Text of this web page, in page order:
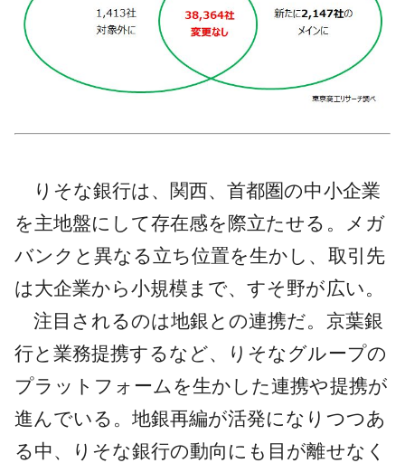
りそな銀行は、関西、首都圏の中小企業
を主地盤にして存在感を際立たせる。メガ
バンクと異なる立ち位置を生かし、取引先
は大企業から小規模まで、すそ野が広い。
注目されるのは地銀との連携だ。京葉銀
行と業務提携するなど、りそなグループの
プラットフォームを生かした連携や提携が
進んでいる。地銀再編が活発になりつつあ
る中、りそな銀行の動向にも目が離せなく